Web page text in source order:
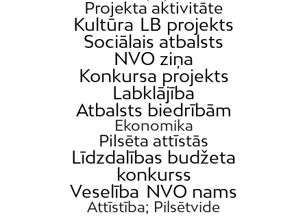
Projekta aktivitāte
Kultūra LB projekts
Sociālais atbalsts
NVO ziņa
Konkursa projekts
Labklājība
Atbalsts biedrībām
Ekonomika
Pilsēta attīstās
Līdzdalības budžeta
konkurss
Veselība NVO nams
Attīstība; Pilsētvide